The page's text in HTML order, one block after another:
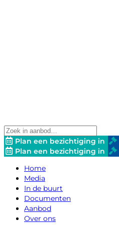
Plan een bezichtiging in
Plan een bezichtiging in
Home
Media
In de buurt
Documenten
Aanbod
Over ons